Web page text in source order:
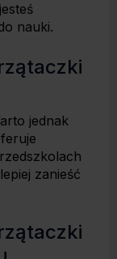
nauki.
jednak
zanieść